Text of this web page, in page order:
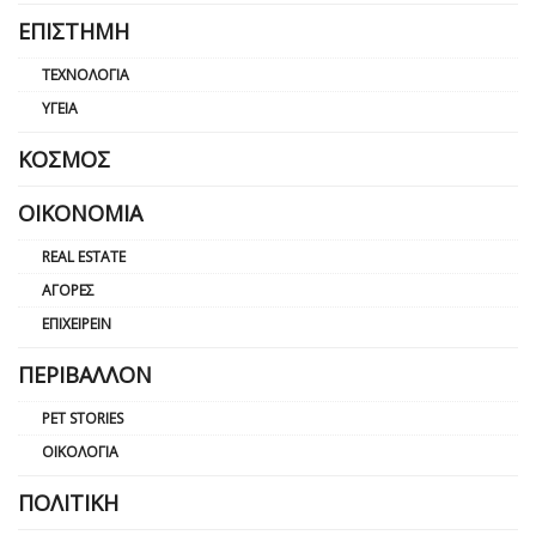
ΕΠΙΣΤΉΜΗ
ΤΕΧΝΟΛΟΓΊΑ
ΥΓΕΊΑ
ΚΌΣΜΟΣ
ΟΙΚΟΝΟΜΊΑ
REAL ESTATE
ΑΓΟΡΈΣ
ΕΠΙΧΕΙΡΕΊΝ
ΠΕΡΙΒΆΛΛΟΝ
PET STORIES
ΟΙΚΟΛΟΓΊΑ
ΠΟΛΙΤΙΚΉ